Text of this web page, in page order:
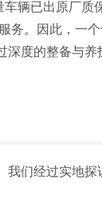
已出原厂质
。因此，一
度的整备与
们经过实地